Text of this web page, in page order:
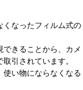
くなったフィルム式の
きることから、カメ
引されています。
使い物にならなくなる